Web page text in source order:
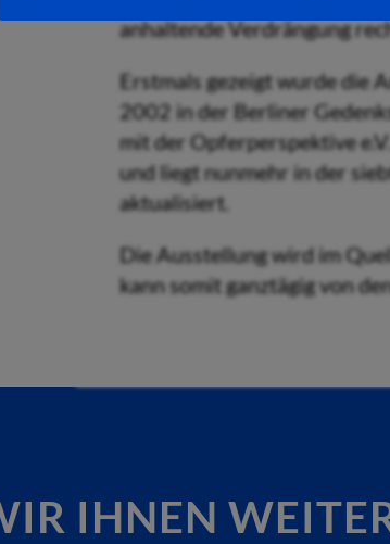
anhaltende Verdrängung
Erstmals gezeigt wurde die
2002 in der Berliner
mit der Opferperspektive
und liegt nunmehr in der
aktualisiert.
Die Ausstellung wird im
kann somit ganztägig von
IHNEN